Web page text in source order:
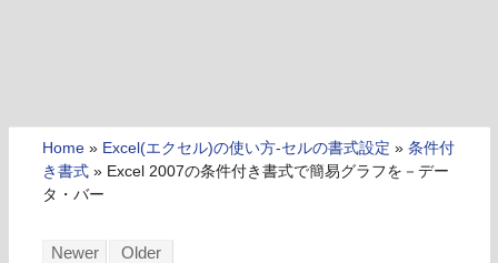
Home » Excel(エクセル)の使い方-セルの書式設定 » 条件付
き書式 » Excel 2007の条件付き書式で簡易グラフを－デー
タ・バー
Newer Older